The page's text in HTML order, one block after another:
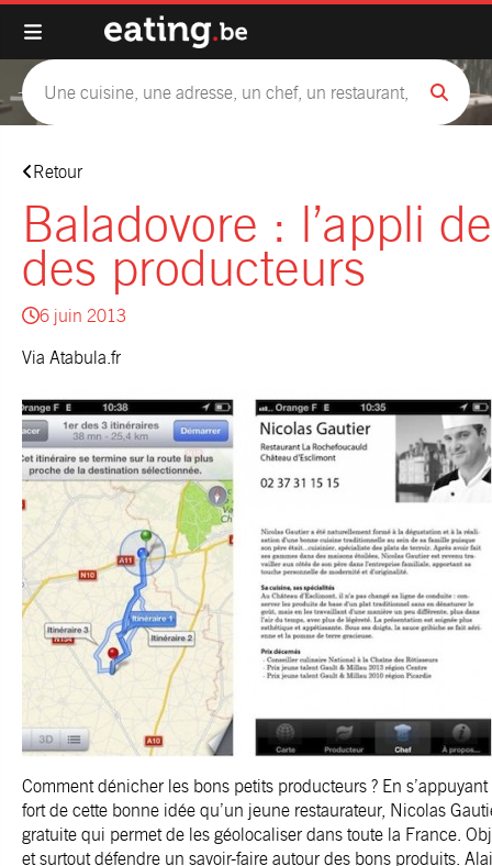
Retour
Baladovore : l’appli
des producteurs
6 juin 2013
Via Atabula.fr
Comment dénicher les bons petits producteurs ? En s’appuyant
fort de cette bonne idée qu’un jeune restaurateur, Nicolas
gratuite qui permet de les géolocaliser dans toute la France.
et surtout défendre un savoir-faire autour des bons produits.